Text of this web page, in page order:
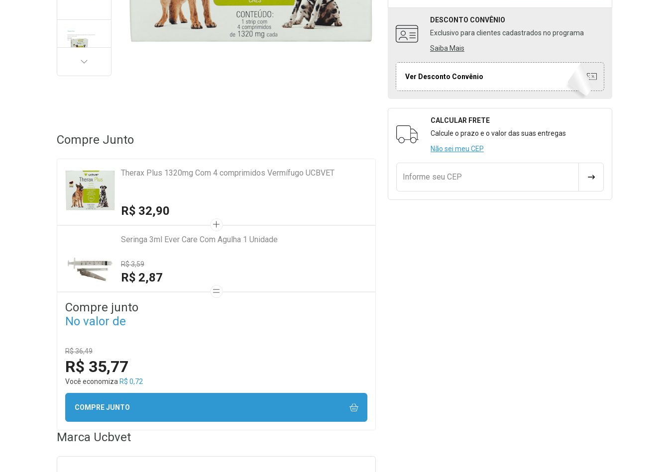
DESCONTO CONVÊNIO
Exclusivo para clientes cadastrados no programa
Saiba Mais
Ver Desconto Convênio
Formulário para Calcular o Frete
CALCULAR FRETE
Calcule o prazo e o valor das suas entregas
Não sei meu CEP
Informe seu CEP CALCULAR FRETE
PRÓXIMA
Compre Junto
Therax Plus 1320mg Com 4 comprimidos Vermífugo UCBVET
R$ 32,90
Seringa 3ml Ever Care Com Agulha 1 Unidade
R$ 3,59
R$ 2,87
Compre junto
No valor de
R$ 36,49
R$ 35,77
Você economiza R$ 0,72
COMPRE JUNTO
Marca Ucbvet